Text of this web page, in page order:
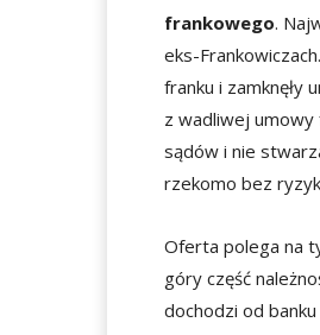
frankowego.
eks-
franku i zamknęły
z wadliwej umowy
sądów i nie
rzekomo bez
Oferta polega na
góry część
dochodzi od